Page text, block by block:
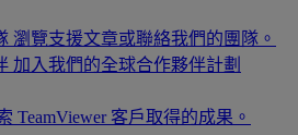
瀏覽支援文章或聯絡我們的團隊。
加入我們的全球合作夥伴計劃
TeamViewer 客戶取得的成果。